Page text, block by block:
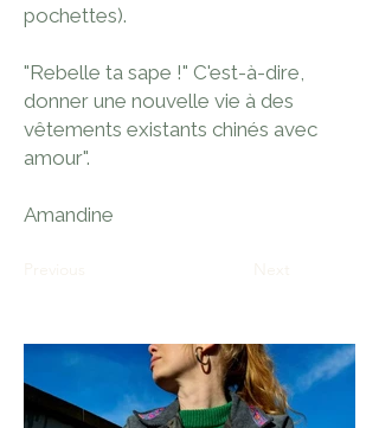
pochettes).
"Rebelle ta sape !" C'est-à-dire,
donner une nouvelle vie à des
vêtements existants chinés avec
amour".
Amandine